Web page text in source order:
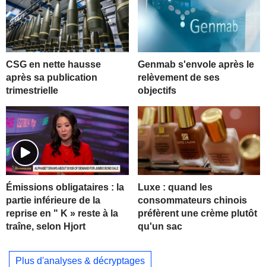
CSG en nette hausse
après sa publication
trimestrielle
Genmab s'envole après le
relèvement de ses
objectifs
Émissions obligataires : la
partie inférieure de la
reprise en " K » reste à la
traîne, selon Hjort
Luxe : quand les
consommateurs chinois
préfèrent une crème plutôt
qu'un sac
Plus d'analyses & décryptages